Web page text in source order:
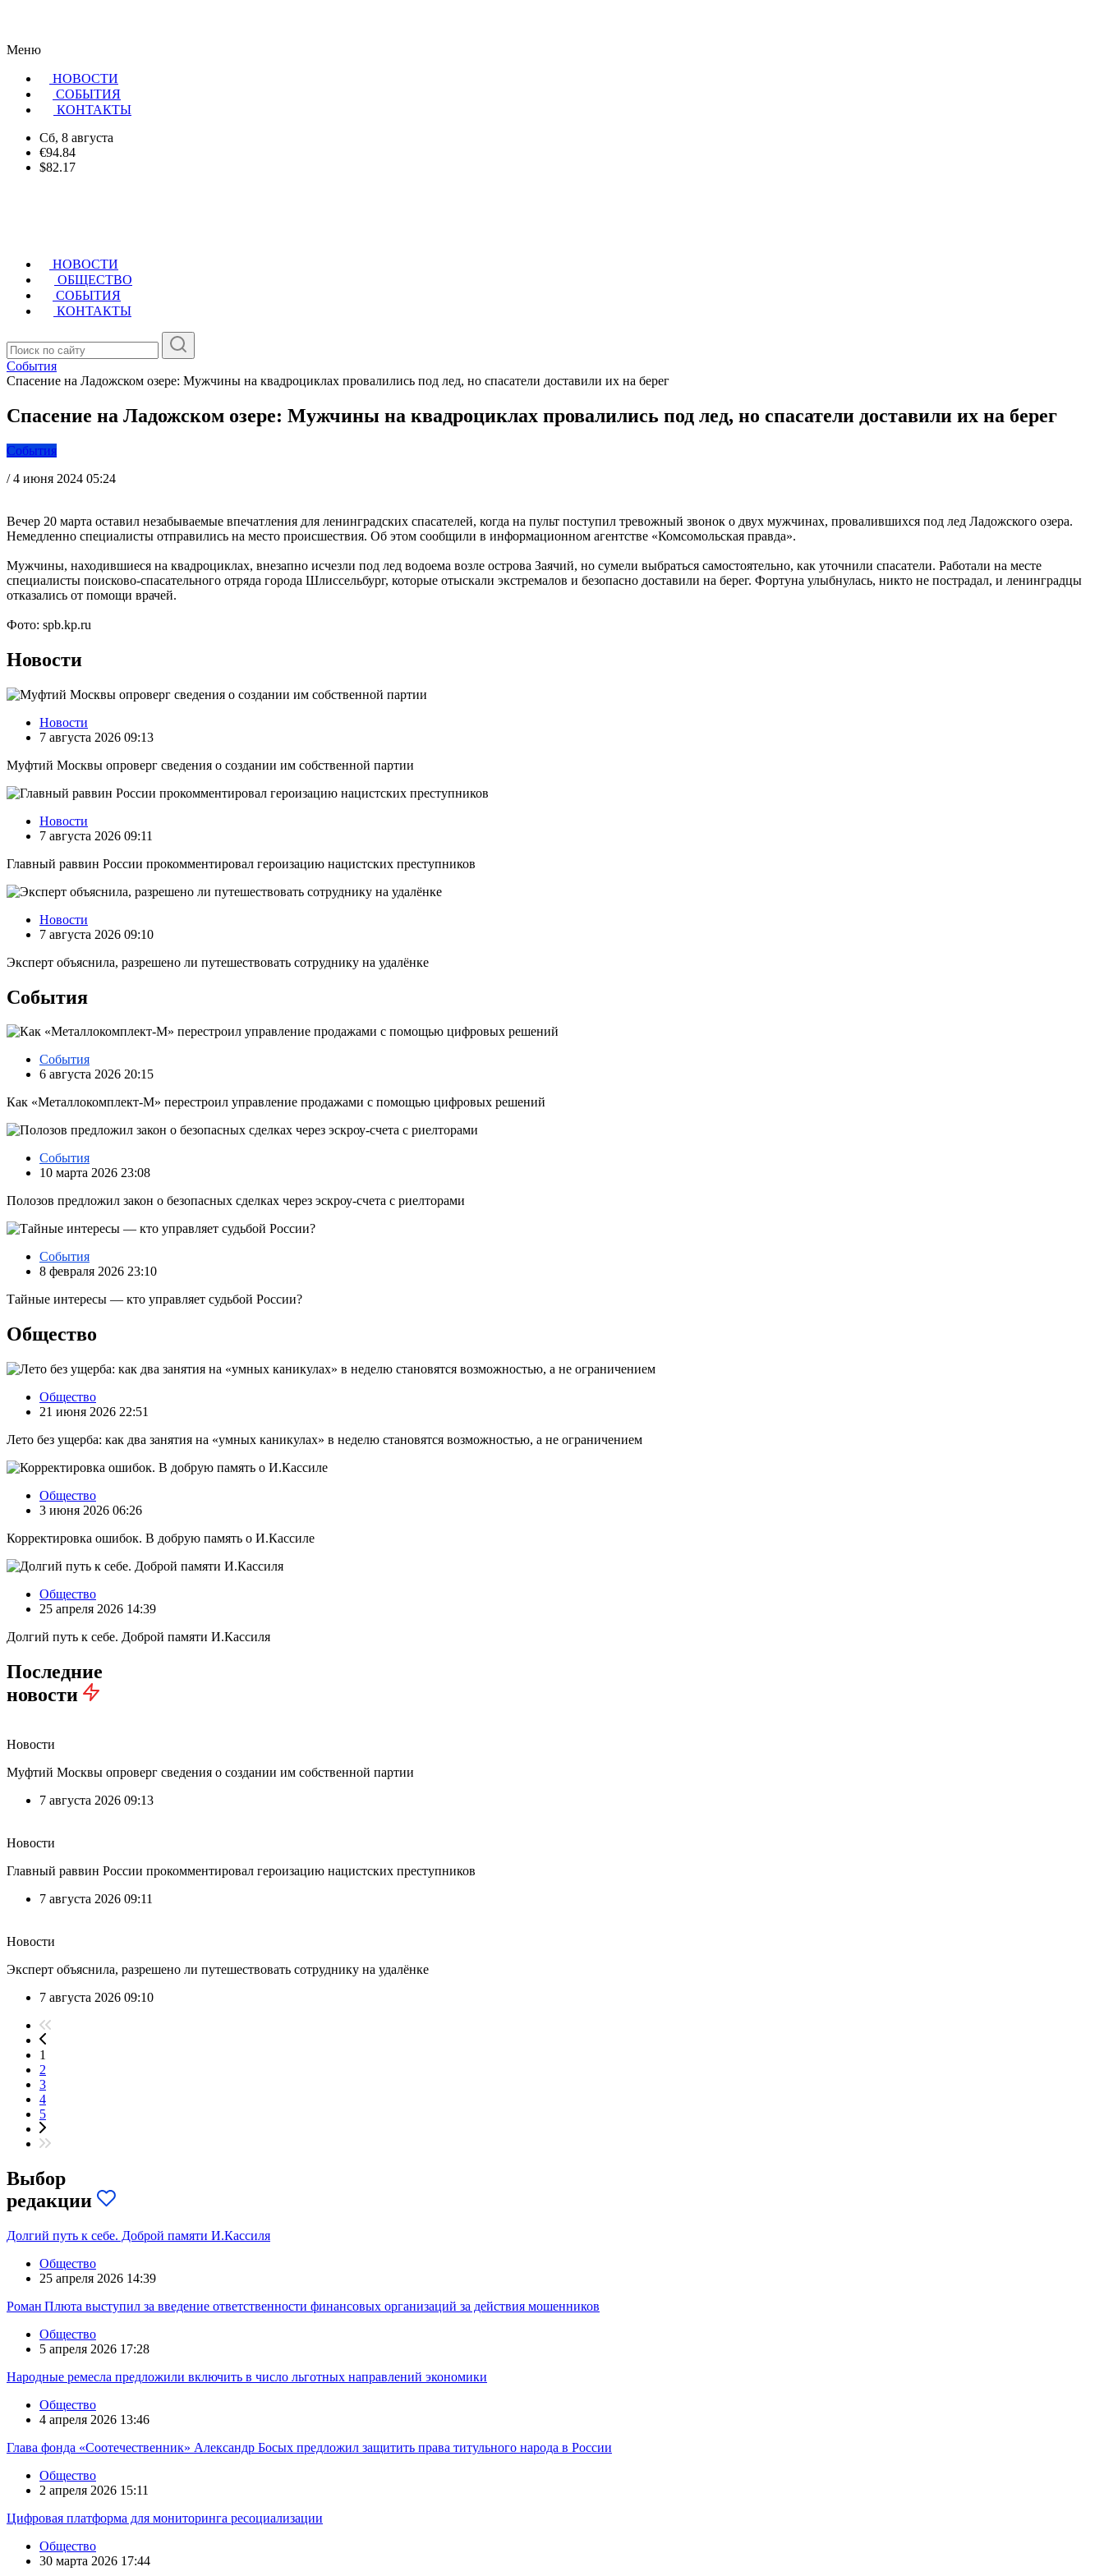
Меню
НОВОСТИ
CОБЫТИЯ
КОНТАКТЫ
Сб, 8 августа
€94.84
$82.17
НОВОСТИ
ОБЩЕСТВО
СОБЫТИЯ
КОНТАКТЫ
События
Спасение на Ладожском озере: Мужчины на квадроциклах провалились под лед, но спасатели доставили их на берег
Спасение на Ладожском озере: Мужчины на квадроциклах провалились под лед, но спасатели доставили их на берег
События
/ 4 июня 2024 05:24
Вечер 20 марта оставил незабываемые впечатления для ленинградских спасателей, когда на пульт поступил тревожный звонок о двух мужчинах, провалившихся под лед Ладожского озера.
Немедленно специалисты отправились на место происшествия. Об этом сообщили в информационном агентстве «Комсомольская правда».
Мужчины, находившиеся на квадроциклах, внезапно исчезли под лед водоема возле острова Заячий, но сумели выбраться самостоятельно, как уточнили спасатели. Работали на месте
специалисты поисково-спасательного отряда города Шлиссельбург, которые отыскали экстремалов и безопасно доставили на берег. Фортуна улыбнулась, никто не пострадал, и ленинградцы
отказались от помощи врачей.
Фото: spb.kp.ru
Новости
Новости
7 августа 2026 09:13
Муфтий Москвы опроверг сведения о создании им собственной партии
Новости
7 августа 2026 09:11
Главный раввин России прокомментировал героизацию нацистских преступников
Новости
7 августа 2026 09:10
Эксперт объяснила, разрешено ли путешествовать сотруднику на удалёнке
События
События
6 августа 2026 20:15
Как «Металлокомплект-М» перестроил управление продажами с помощью цифровых решений
События
10 марта 2026 23:08
Полозов предложил закон о безопасных сделках через эскроу‑счета с риелторами
События
8 февраля 2026 23:10
Тайные интересы — кто управляет судьбой России?
Общество
Общество
21 июня 2026 22:51
Лето без ущерба: как два занятия на «умных каникулах» в неделю становятся возможностью, а не ограничением
Общество
3 июня 2026 06:26
Корректировка ошибок. В добрую память о И.Кассиле
Общество
25 апреля 2026 14:39
Долгий путь к себе. Доброй памяти И.Кассиля
Последние
новости
Новости
Муфтий Москвы опроверг сведения о создании им собственной партии
7 августа 2026 09:13
Новости
Главный раввин России прокомментировал героизацию нацистских преступников
7 августа 2026 09:11
Новости
Эксперт объяснила, разрешено ли путешествовать сотруднику на удалёнке
7 августа 2026 09:10
1
2
3
4
5
Выбор
редакции
Долгий путь к себе. Доброй памяти И.Кассиля
Общество
25 апреля 2026 14:39
Роман Плюта выступил за введение ответственности финансовых организаций за действия мошенников
Общество
5 апреля 2026 17:28
Народные ремесла предложили включить в число льготных направлений экономики
Общество
4 апреля 2026 13:46
Глава фонда «Соотечественник» Александр Босых предложил защитить права титульного народа в России
Общество
2 апреля 2026 15:11
Цифровая платформа для мониторинга ресоциализации
Общество
30 марта 2026 17:44